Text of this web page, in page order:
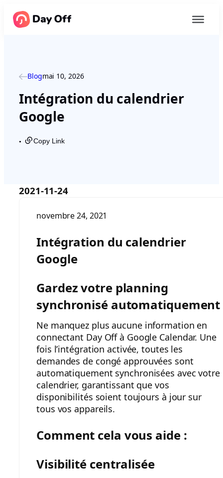
Blogmai 10, 2026
Intégration du calendrier
Google
● Copy Link
2021-11-24
novembre 24, 2021
Intégration du calendrier
Google
Gardez votre planning
synchronisé automatiquement
Ne manquez plus aucune information en
connectant Day Off à Google Calendar. Une
fois l’intégration activée, toutes les
demandes de congé approuvées sont
automatiquement synchronisées avec votre
calendrier, garantissant que vos
disponibilités soient toujours à jour sur
tous vos appareils.
Comment cela vous aide :
Visibilité centralisée